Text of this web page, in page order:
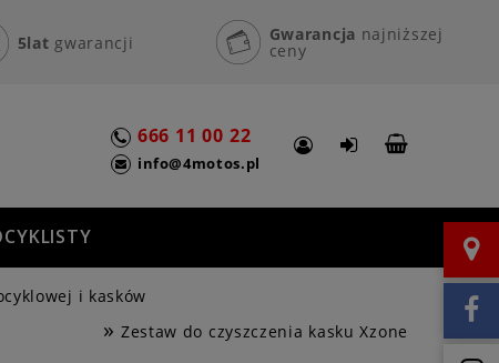
5lat gwarancji Gwarancja najniższej
ceny
666 11 00 22
info@4motos.pl
i kasków
» Zestaw do czyszczenia kasku Xzone